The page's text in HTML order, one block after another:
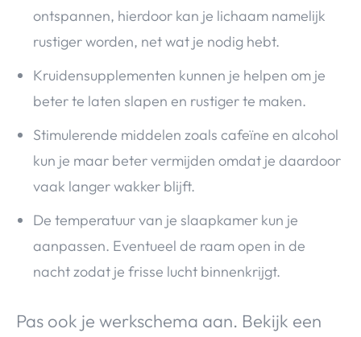
ontspannen, hierdoor kan je lichaam namelijk
rustiger worden, net wat je nodig hebt.
Kruidensupplementen kunnen je helpen om je
beter te laten slapen en rustiger te maken.
Stimulerende middelen zoals cafeïne en alcohol
kun je maar beter vermijden omdat je daardoor
vaak langer wakker blijft.
De temperatuur van je slaapkamer kun je
aanpassen. Eventueel de raam open in de
nacht zodat je frisse lucht binnenkrijgt.
Pas ook je werkschema aan. Bekijk een